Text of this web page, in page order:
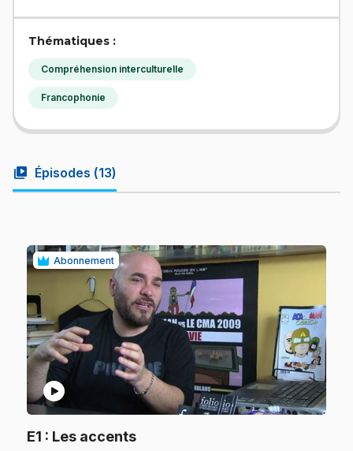
Thématiques :
Compréhension interculturelle
Francophonie
video_library Épisodes (13)
Abonnement
play_circle
E1 : Les accents.